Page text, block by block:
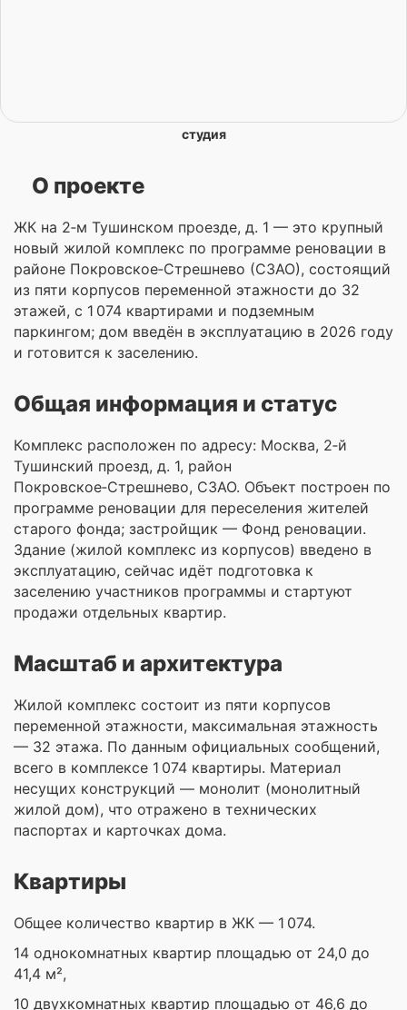
студия
О проекте
ЖК на 2‑м Тушинском проезде, д. 1 — это крупный
новый жилой комплекс по программе реновации в
районе Покровское‑Стрешнево (СЗАО), состоящий
из пяти корпусов переменной этажности до 32
этажей, с 1 074 квартирами и подземным
паркингом; дом введён в эксплуатацию в 2026 году
и готовится к заселению.
Общая информация и статус
Комплекс расположен по адресу: Москва, 2‑й
Тушинский проезд, д. 1, район
Покровское‑Стрешнево, СЗАО. Объект построен по
программе реновации для переселения жителей
старого фонда; застройщик — Фонд реновации.
Здание (жилой комплекс из корпусов) введено в
эксплуатацию, сейчас идёт подготовка к
заселению участников программы и стартуют
продажи отдельных квартир.
Масштаб и архитектура
Жилой комплекс состоит из пяти корпусов
переменной этажности, максимальная этажность
— 32 этажа. По данным официальных сообщений,
всего в комплексе 1 074 квартиры. Материал
несущих конструкций — монолит (монолитный
жилой дом), что отражено в технических
паспортах и карточках дома.
Квартиры
Общее количество квартир в ЖК — 1 074.
14 однокомнатных квартир площадью от 24,0 до
41,4 м²,
10 двухкомнатных квартир площадью от 46,6 до